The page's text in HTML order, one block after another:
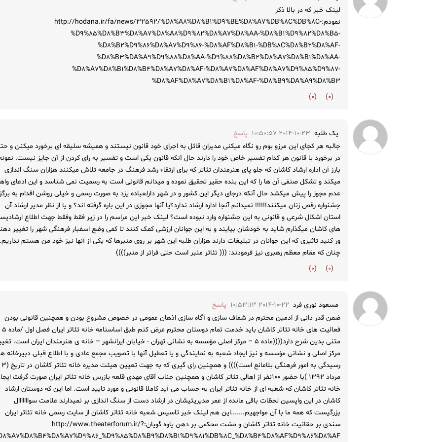
لینک خبر که در بالا ذکر
نمودم:http://hodana.ir/fa/news/32592/%D8%A8%D8%B1%D9%BE%D8%A7%DB%8C%DB%8C-
%D9%85%D8%B3%D8%A7%D8%A8%D9%82%D8%A7%D8%AA-%D8%B1%D9%82%D8%B5-
%D8%B2%D9%86%D8%A7%D9%86-%D8%AF%D8%B1-%DB%8C%D8%B2%D8%AF-
%D8%B3%DA%A9%D9%88%D8%AA-%D9%88%D8%B2%D8%A7%D8%B1%D8%AA-
%D8%A7%D8%B1%D8%B4%D8%A7%D8%AF-%D8%A7%D8%AF%D8%A7%D9%85%D9%87-
%D8%AF%D8%A7%D8%B1%D8%AF-%D8%B9%DA%A9%D8%B3
(
0
)
(
0
)
یک طلبه 2014-10-23 10:50:57
پاسخ
جالبه هر کجای این مرزو بوم رو نگاه میکنی مدیران قائل به اجرای خود قانون نیستند و همیشه سلیقه ای برخورد میکنن و
در برخورد با قانون هر کدام تفسیر خاص خود را دارند حال آنکه قانون یکی است و تفسیر به رای کردن از آن جایز نیست.
بارز آن اداره ارشاد کاشان که جلو پای هنرمندان تئاتر که برای ارتقاء رشد فرهنگ در جامعه تلاش میکنند هزاران سنگ اندازی
میکند و تشکل صنفی آن ها را که این بنده حقیر تحقیق نموده و میدانم قانونی است به رسمیت نمی شناسد و این ادعای
عدم مجوز را پیش میکشد حال آنکه درجای دیگر این کشور و در شهر دارلعباده یزد به صورت رسمی و خیلی روشن اقدام به
جشنواره رقص زنان میکنند!!!!!! نمیدانم آنجا اداره ارشاد ندارد؟یا آنها مجوزی در این باره گرفته اند؟ و یا از نظر مدیر ارشاد آن
استان اشکال شرعی و قانونی به این جشنواره وارد نبوده است؟ لینک خبر این مراسم را در زیر فقط وفقط جهت اطلاع
های کاشان میگذارم شاید به خودشان بیایند و به این جوانان ارزشی کمک کنند تا کمی وضع اسفبار فرهنگی شهر را تغییر
ور کنید تاثیری که این جوانان در تبلیغات دارند هزاران طلبه این شهر بر روی منبرها که یکی از آنها نیز خود من هستم نداریم.
چنان که مقام معظم رهبری نیز فرمودند: ((( تئاتر منبر است حتی فراتر از منبر))))
(
0
)
(
0
)
مسعود نوری فرد 2014-10-22 10:53:13
پاسخ
ضمن قدر دانی از ادمین محترم در شفاف سازی و آگاه سازی اذهان عمومی در خصوص مشروع بودن و همچنین قانونی بودن
متنی بدین شرح دارد((((ماده ۵ – مرکز اصلی مؤسسه به نشانی تهران - خیابان ایرانشهر – خانه ی هنرمندان ایران است.
مرکز اصلی و نشانی مؤسسه و نیز ایجاد شعبه به نمایندگی و یا تعطیل آنها با تصویب مجمع عادی و با اطلاع قبلی دبیرخانه
رسیدگی به امور فرهنگی بلامانع است)))) و همچنین رای گیری که به جهت تعیین هیئت مدیره خانه تئاتر کاشان در تاریخ (۳
مرداد ۱۳۹۲ )با حضور ۱۰۰نفر از اهالی تئاتر کاشان و همچنین جناب آقای مهدی قلعه بازرس خانه تئاتر ایران صورت گرفت
خانه تئاتر کاشان که شعبه ای از خانه تئاتر ایران به حساب می آید کاملا قانونی و مورد تایید است. اما این که دوستان ارشاد
کاشان در این واپسین لحظات باقی مانده از عمر مدیریتیشان در ارشاد دست از سنگ اندازی بر نمیدارند علامت سوااااااال
بزرگیست که همه ما با آن مواجهیم.......این هم لینک خبر تاسیس شعبه خانه تئاتر کاشان از سایت رسمی خانه تئاتر ایران
سندی بر حقانیت خانه تئاتر کاشان و مشت محکمی بر دهن یاوه گویان:http://www.theaterforum.ir/?